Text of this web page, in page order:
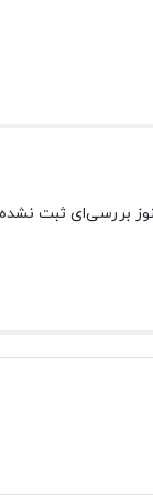
بررسی‌ای ثبت